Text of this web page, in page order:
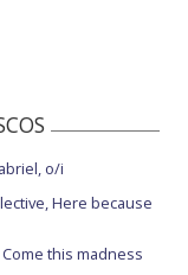
o/i
Here because
this madness